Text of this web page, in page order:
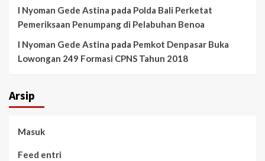
I Nyoman Gede Astina pada Polda Bali Perketat
Pemeriksaan Penumpang di Pelabuhan Benoa
I Nyoman Gede Astina pada Pemkot Denpasar Buka
Lowongan 249 Formasi CPNS Tahun 2018
Arsip
Masuk
Feed entri